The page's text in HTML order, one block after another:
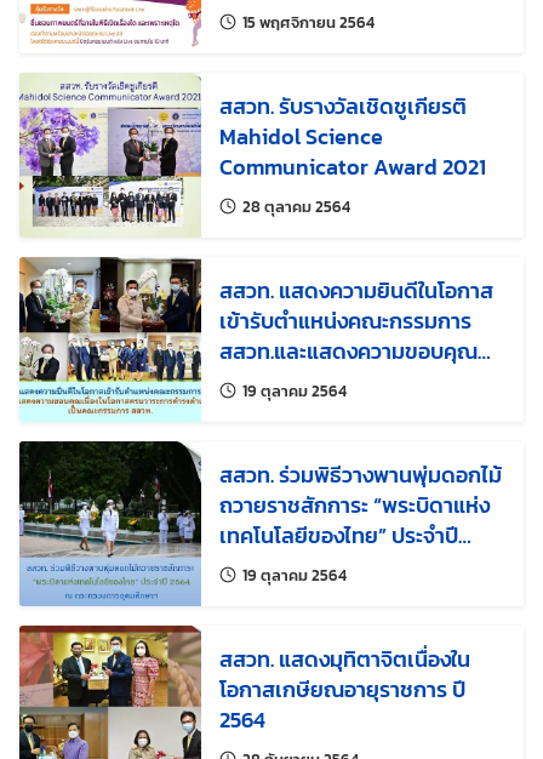
15 พฤศจิกายน 2564แก้ไขล่าสุดเมื่อ:
สสวท. รับรางวัลเชิดชูเกียรติ
Mahidol Science
Communicator Award 2021
28 ตุลาคม 2564แก้ไขล่าสุดเมื่อ:
สสวท. แสดงความยินดีในโอกาส
เข้ารับตำแหน่งคณะกรรมการ
สสวท.และแสดงความขอบคุณ
เนื่องในโอกาสครบวาระการดำรง
ตำแหน่งเป็นคณะกรรมการ
19 ตุลาคม 2564แก้ไขล่าสุดเมื่อ:
สสวท. ร่วมพิธีวางพานพุ่มดอกไม้
ถวายราชสักการะ “พระบิดาแห่ง
เทคโนโลยีของไทย” ประจำปี
256419 ตุลาคม 2564แก้ไขล่าสุดเมื่อ:
สสวท. แสดงมุทิตาจิตเนื่องใน
โอกาสเกษียณอายุราชการ ปี
2564